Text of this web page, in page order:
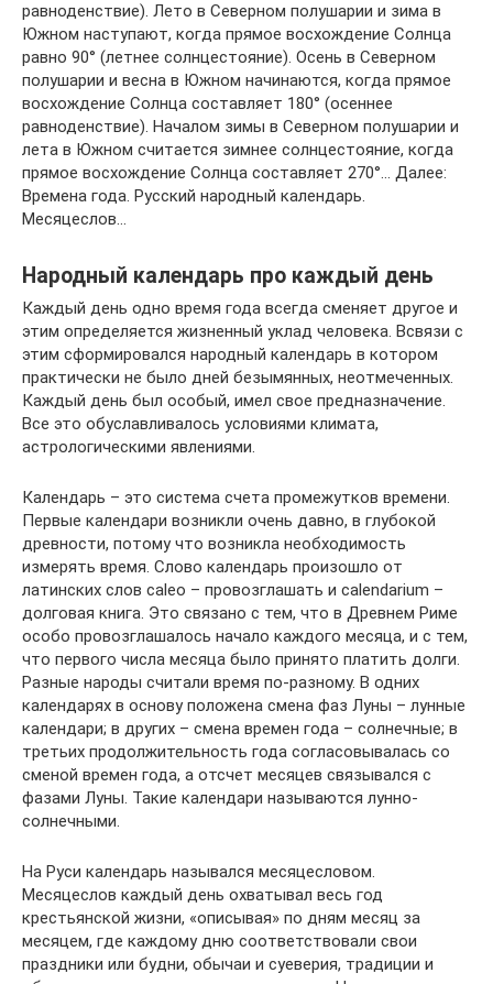
равноденствие). Лето в Северном полушарии и зима в
Южном наступают, когда прямое восхождение Солнца
равно 90° (летнее солнцестояние). Осень в Северном
полушарии и весна в Южном начинаются, когда прямое
восхождение Солнца составляет 180° (осеннее
равноденствие). Началом зимы в Северном полушарии и
лета в Южном считается зимнее солнцестояние, когда
прямое восхождение Солнца составляет 270°… Далее:
Времена года. Русский народный календарь.
Месяцеслов…
Народный календарь про каждый день
Каждый день одно время года всегда сменяет другое и
этим определяется жизненный уклад человека. Всвязи с
этим сформировался народный календарь в котором
практически не было дней безымянных, неотмеченных.
Каждый день был особый, имел свое предназначение.
Все это обуславливалось условиями климата,
астрологическими явлениями.
Календарь – это система счета промежутков времени.
Первые календари возникли очень давно, в глубокой
древности, потому что возникла необходимость
измерять время. Слово календарь произошло от
латинских слов caleo – провозглашать и calendarium –
долговая книга. Это связано с тем, что в Древнем Риме
особо провозглашалось начало каждого месяца, и с тем,
что первого числа месяца было принято платить долги.
Разные народы считали время по-разному. В одних
календарях в основу положена смена фаз Луны – лунные
календари; в других – смена времен года – солнечные; в
третьих продолжительность года согласовывалась со
сменой времен года, а отсчет месяцев связывался с
фазами Луны. Такие календари называются лунно-
солнечными.
На Руси календарь назывался месяцесловом.
Месяцеслов каждый день охватывал весь год
крестьянской жизни, «описывая» по дням месяц за
месяцем, где каждому дню соответствовали свои
праздники или будни, обычаи и суеверия, традиции и